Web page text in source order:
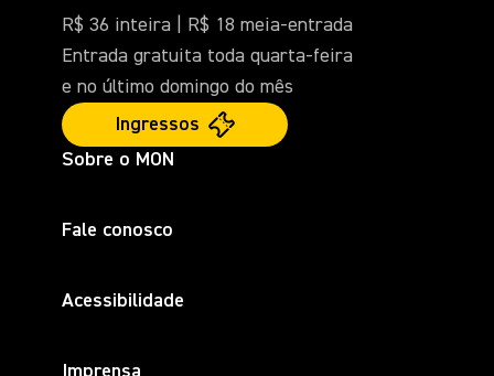
R$ 36 inteira | R$ 18 meia-entrada
Entrada gratuita toda quarta-feira
e no último domingo do mês
Ingressos
Sobre o MON
Fale conosco
Acessibilidade
Imprensa